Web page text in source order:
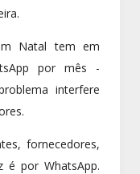
Natal tem em
por mês -
interfere
fornecedores,
é por WhatsApp.